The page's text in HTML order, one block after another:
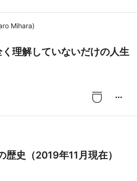
Mihara)
理解していないだけの人生
more_horiz
歴史（2019年11月現在）